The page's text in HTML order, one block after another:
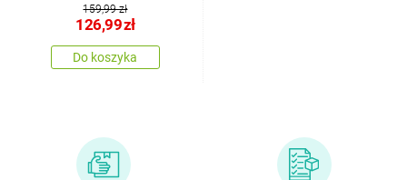
159,99 zł
126,99zł
Do koszyka